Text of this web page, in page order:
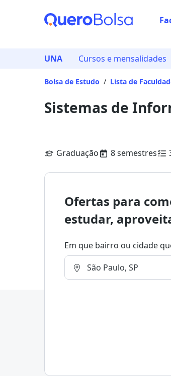
UNA Cursos e mensalidades
Bolsa de Estudo / Lista de
Sistemas de
Graduação 8 semestres
Ofertas para
estudar,
Em que bairro ou cidade